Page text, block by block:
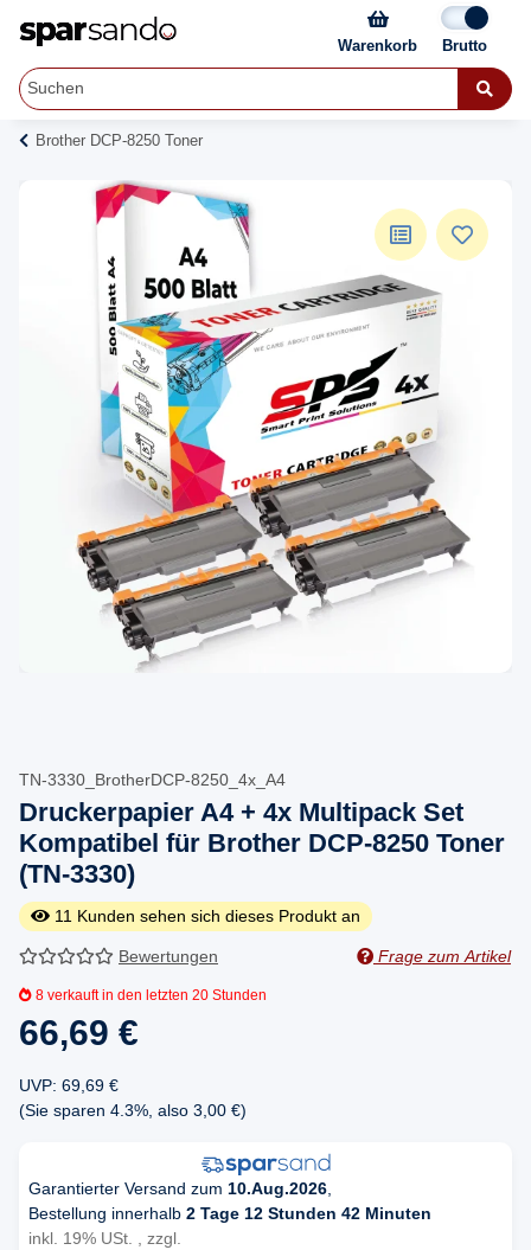
Warenkorb
Brother DCP-8250 Toner
TN-3330_BrotherDCP-8250_4x_A4
Druckerpapier A4 + 4x Multipack Set
Kompatibel für Brother DCP-8250 Toner
(TN-3330)
11 Kunden sehen sich dieses Produkt an
Bewertungen Frage zum Artikel
8 verkauft in den letzten 20 Stunden
66,69 €
UVP: 69,69 €
(Sie sparen 4.3% , also 3,00 €)
Garantierter Versand zum 10.Aug.2026
Bestellung innerhalb 2 Tage 12 Stunden 42 Minuten
inkl. 19% USt. , zzgl.